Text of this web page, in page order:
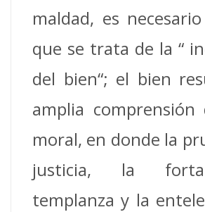
maldad, es
que se trata de la “
del bien“; el bien
amplia comprensión
moral, en donde la
justicia, la
templanza y la